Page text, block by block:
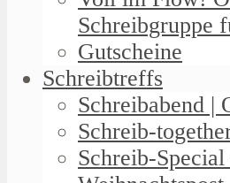
Schreibgruppe
Gutscheine
Schreibtreffs
Schreibabend |
Schreib-
Schreib-Special